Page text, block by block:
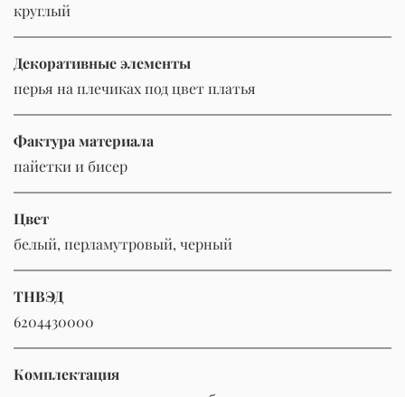
круглый
Декоративные элементы
перья на плечиках под цвет платья
Фактура материала
пайетки и бисер
Цвет
белый, перламутровый, черный
ТНВЭД
6204430000
Комплектация